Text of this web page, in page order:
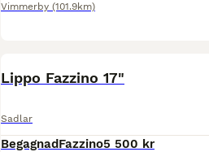
Vimmerby (101.9km)
Lippo Fazzino 17"
Sadlar
BegagnadFazzino5 500 kr